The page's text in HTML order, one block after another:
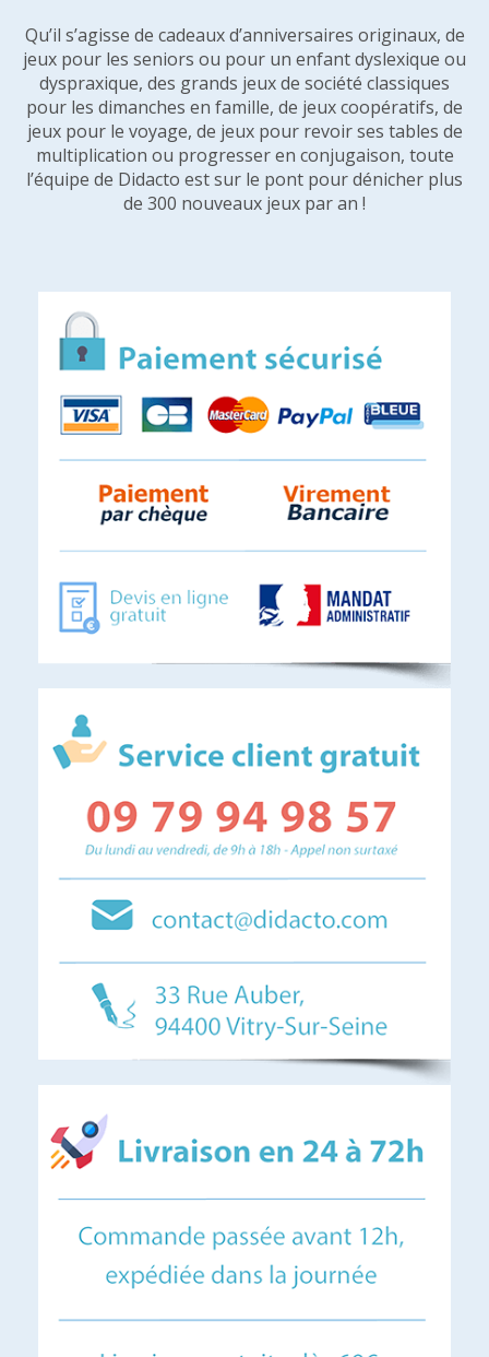
Qu’il s’agisse de cadeaux d’anniversaires originaux, de
jeux pour les seniors ou pour un enfant dyslexique ou
dyspraxique, des grands jeux de société classiques
pour les dimanches en famille, de jeux coopératifs, de
jeux pour le voyage, de jeux pour revoir ses tables de
multiplication ou progresser en conjugaison, toute
l’équipe de Didacto est sur le pont pour dénicher plus
de 300 nouveaux jeux par an !